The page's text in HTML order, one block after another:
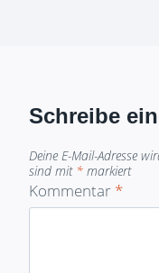
Schreibe
Deine E-Mail-Adresse
sind mit * markiert
Kommentar *